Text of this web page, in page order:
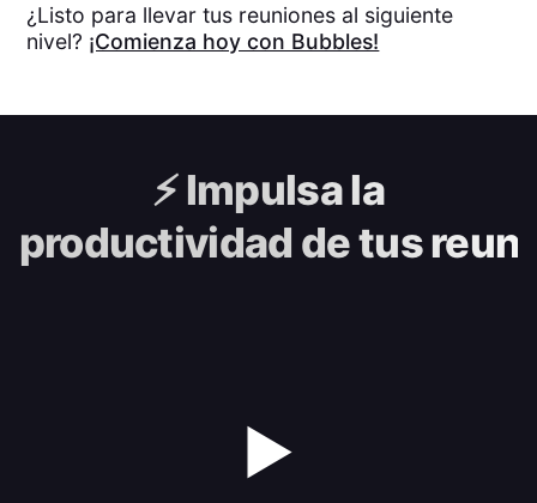
¿Listo para llevar tus reuniones al siguiente
nivel? ¡Comienza hoy con Bubbles!
⚡️Impulsa la
productividad de tus
▶